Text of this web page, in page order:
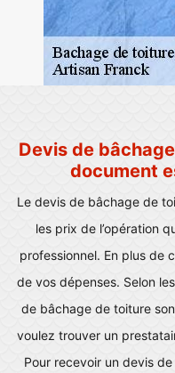
Devis de
document
Le devis de bâchage de
les prix de l’opération
professionnel. En plus de
de vos dépenses. Selon
de bâchage de toiture
voulez trouver un
Pour recevoir un devis